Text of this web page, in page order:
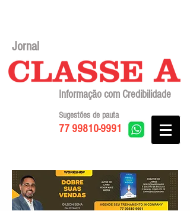
Jornal
Informação com Credibilidade
77 99810-9991
Sugestões de pauta